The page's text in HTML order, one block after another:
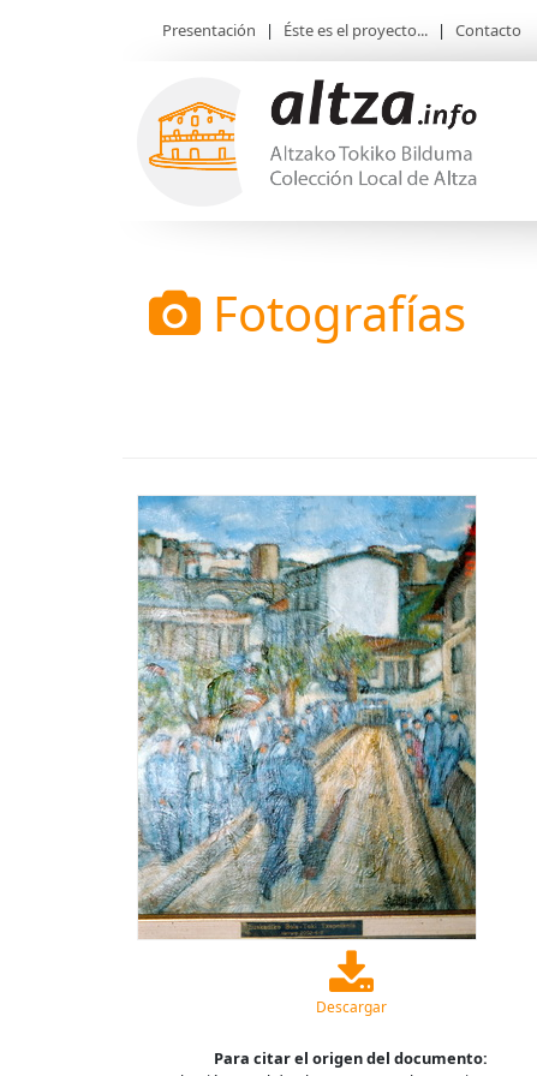
Presentación | Éste es el proyecto... | Contacto
Fotografías
Descargar
Para citar el origen del documento: